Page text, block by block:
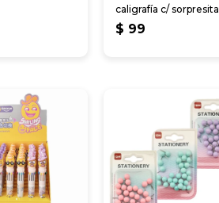
caligrafía c/ sorpresita
$ 99